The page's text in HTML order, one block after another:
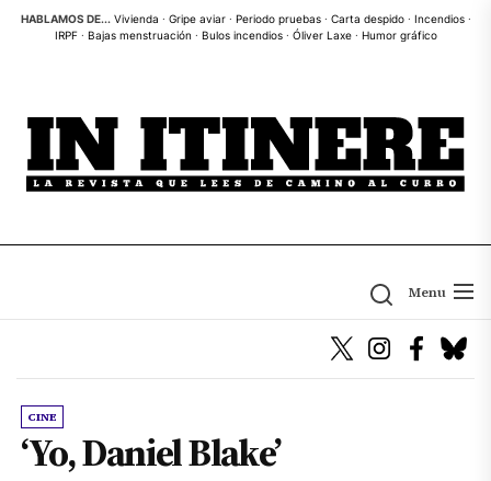
SkipHABLAMOS DE... Vivienda · Gripe aviar· Periodo pruebas· Carta despido· Incendios·
IRPF· Bajas menstruación · Bulos incendios· Óliver Laxe· Humor gráfico
Menu
CINE
‘Yo, Daniel Blake’